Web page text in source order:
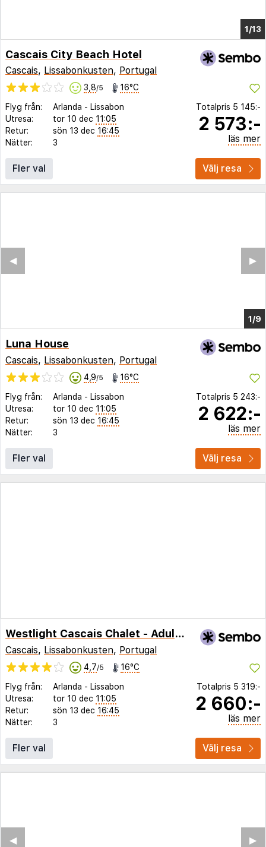
1/6
Cascais City Beach Hotel
Cascais, Lissabonkusten, Portugal
3,8/5 16°C
Flyg från: Arlanda - Lissabon
Utresa:
tor 10 dec 11:05
Retur:
sön 13 dec 16:45
Nätter:
3
Totalpris 5 145:-
2 573:-
läs mer
Fler val Välj resa
Luna House
Cascais, Lissabonkusten, Portugal
4,9/5 16°C
Flyg från: Arlanda - Lissabon
Utresa:
tor 10 dec 11:05
Retur:
sön 13 dec 16:45
Nätter:
3
Totalpris 5 243:-
2 622:-
läs mer
Fler val Välj resa
Westlight Cascais Chalet - Adults Only.
Cascais, Lissabonkusten, Portugal
4,7/5 16°C
Flyg från: Arlanda - Lissabon
Utresa:
tor 10 dec 11:05
Retur:
sön 13 dec 16:45
Nätter:
3
Totalpris 5 319:-
2 660:-
läs mer
Fler val Välj resa
▶︎
◀︎